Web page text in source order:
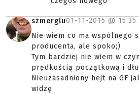
szmerglu01-11-2015 @ 15:35
Nie wiem co ma wspólnego
producenta, ale spoko;)
Tym bardziej nie wiem w
prędkością początkową i
Nieuzasadniony hejt na GF
widzę